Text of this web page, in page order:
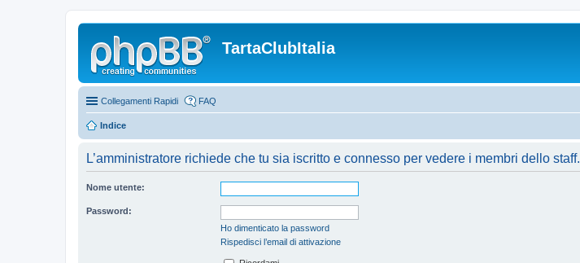
TartaClubItalia
Collegamenti Rapidi FAQ
Indice
L’amministratore richiede che tu sia iscritto e connesso per vedere i membri dello staff.
Nome utente:
Password:
Ho dimenticato la password
Rispedisci l’email di attivazione